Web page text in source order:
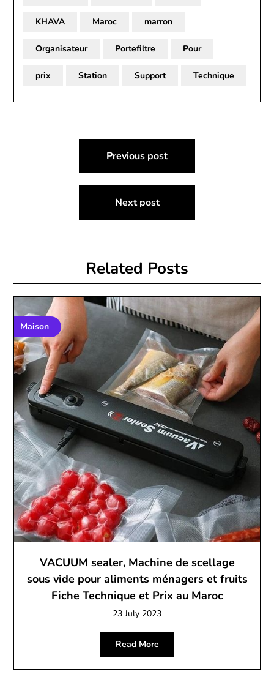
KHAVA Maroc marron
Organisateur Portefiltre Pour
prix Station Support Technique
navigation
Previous post
Next post
Related Posts
Maison
VACUUM sealer, Machine de scellage
sous vide pour aliments ménagers et fruits
Fiche Technique et Prix au Maroc
23 July 2023
Read More